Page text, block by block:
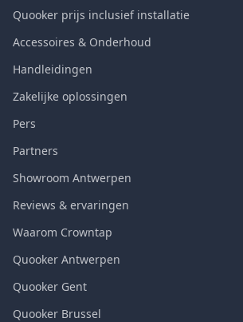
Quooker prijs inclusief installatie
Accessoires & Onderhoud
Handleidingen
Zakelijke oplossingen
Pers
Partners
Showroom Antwerpen
Reviews & ervaringen
Waarom Crowntap
Quooker Antwerpen
Quooker Gent
Quooker Brussel